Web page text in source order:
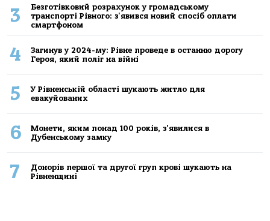
3
Безготівковий розрахунок у громадському
транспорті Рівного: з'явився новий спосіб оплати
смартфоном
4
Загинув у 2024-му: Рівне проведе в останню дорогу
Героя, який поліг на війні
5
У Рівненській області шукають житло для
евакуйованих
6
Монети, яким понад 100 років, з'явилися в
Дубенському замку
7
Донорів першої та другої груп крові шукають на
Рівненщині